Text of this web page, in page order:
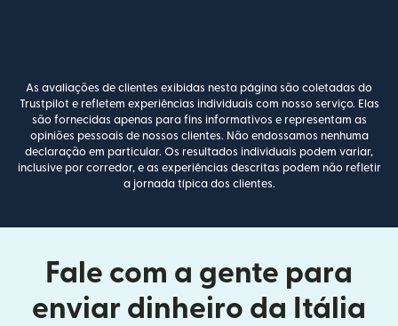
As avaliações de clientes exibidas nesta página são coletadas do
Trustpilot e refletem experiências individuais com nosso serviço. Elas
são fornecidas apenas para fins informativos e representam as
opiniões pessoais de nossos clientes. Não endossamos nenhuma
declaração em particular. Os resultados individuais podem variar,
inclusive por corredor, e as experiências descritas podem não refletir
a jornada típica dos clientes.
Fale com a gente para
enviar dinheiro da Itália